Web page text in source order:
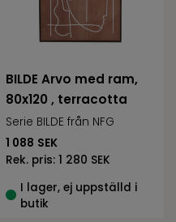
BILDE Arvo med ram,
80x120 , terracotta
Serie BILDE från NFG
1 088 SEK
Rek. pris: 1 280 SEK
I lager, ej uppställd i
butik